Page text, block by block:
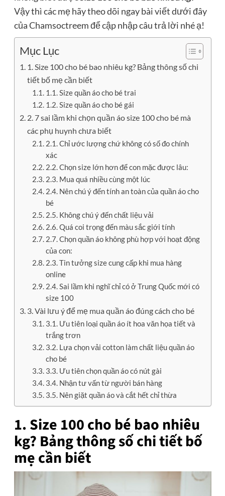
Vậy thì các mẹ hãy theo dõi ngay bài viết dưới đây
của Chamsoctreem để cập nhập câu trả lời nhé ạ!
Mục Lục
1. Size 100 cho bé bao nhiêu kg? Bảng thông số chi
tiết bố mẹ cần biết
1.1. Size quần áo cho bé trai
1.2. Size quần áo cho bé gái
2. 7 sai lầm khi chọn quần áo size 100 cho bé mà
các phụ huynh chưa biết
2.1. Chỉ ước lượng chứ không có số đo chính
xác
2.2. Chọn size lớn hơn để con mặc được lâu:
2.3. Mua quá nhiều cùng một lúc
2.4. Nên chú ý đến tính an toàn của quần áo cho
bé
2.5. Không chú ý đến chất liệu vải
2.6. Quá coi trọng đến màu sắc giới tính
2.7. Chọn quần áo không phù hợp với hoạt động
của con:
2.3. Tin tưởng size cung cấp khi mua hàng
online
2.4. Sai lầm khi nghĩ chỉ có ở Trung Quốc mới có
size 100
3. Vài lưu ý để mẹ mua quần áo đúng cách cho bé
3.1. Ưu tiên loại quần áo ít hoa văn họa tiết và
trắng trơn
3.2. Lựa chọn vải cotton làm chất liệu quần áo
cho bé
3.3. Ưu tiên chọn quần áo có nút gài
3.4. Nhận tư vấn từ người bán hàng
3.5. Nên giặt quần áo và cắt hết chỉ thừa
1. Size 100 cho bé bao nhiêu
kg? Bảng thông số chi tiết bố
mẹ cần biết